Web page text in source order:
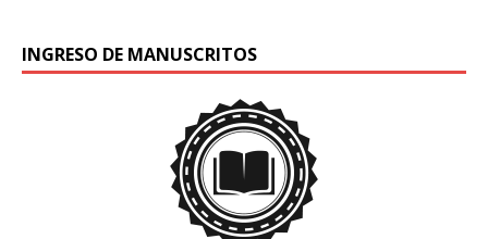
INGRESO DE MANUSCRITOS